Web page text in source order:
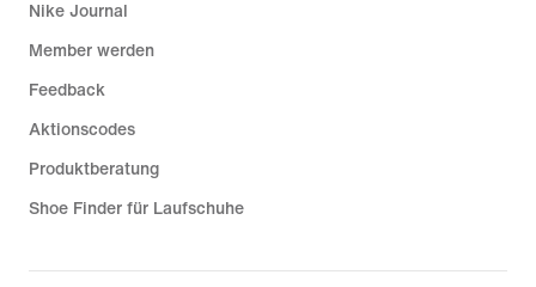
Nike Journal
Member werden
Feedback
Aktionscodes
Produktberatung
Shoe Finder für Laufschuhe